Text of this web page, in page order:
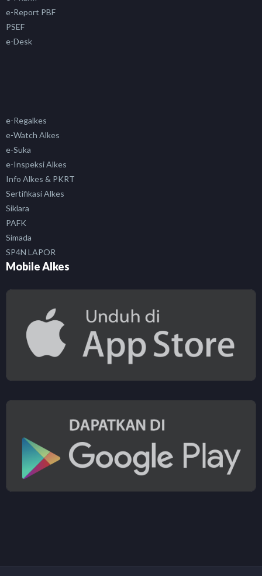
e-Report PBF
PSEF
e-Desk
e-Regalkes
e-Watch Alkes
e-Suka
e-Inspeksi Alkes
Info Alkes & PKRT
Sertifikasi Alkes
Siklara
PAFK
Simada
SP4N LAPOR
Mobile Alkes